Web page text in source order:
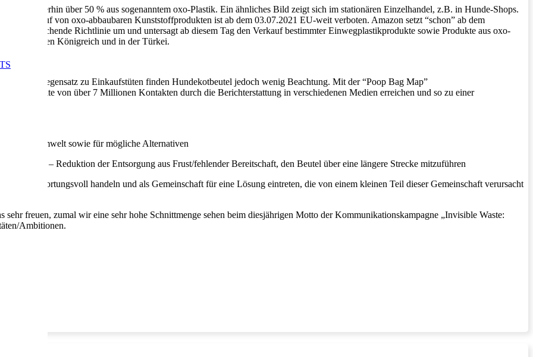
weiterhin über 50 % aus sogenanntem oxo-Plastik. Ein ähnliches Bild zeigt sich im stationären Einzelhandel, z.B. in Hunde-Shops.
Verkauf von oxo-abbaubaren Kunststoffprodukten ist ab dem 03.07.2021 EU-weit verboten. Amazon setzt “schon” ab dem
entsprechende Richtlinie um und untersagt ab diesem Tag den Verkauf bestimmter Einwegplastikprodukte sowie Produkte aus oxo-
Vereinigten Königreich und in der Türkei.
Im Gegensatz zu Einkaufstüten finden Hundekotbeutel jedoch wenig Beachtung. Mit der “Poop Bag Map”
von über 7 Millionen Kontakten durch die Berichterstattung in verschiedenen Medien erreichen und so zu einer
in der Umwelt sowie für mögliche Alternativen
– Reduktion der Entsorgung aus Frust/fehlender Bereitschaft, den Beutel über eine längere Strecke mitzuführen
verantwortungsvoll handeln und als Gemeinschaft für eine Lösung eintreten, die von einem kleinen Teil dieser Gemeinschaft verursacht
freuen, zumal wir eine sehr hohe Schnittmenge sehen beim diesjährigen Motto der Kommunikationskampagne „Invisible Waste:
Ambitionen.